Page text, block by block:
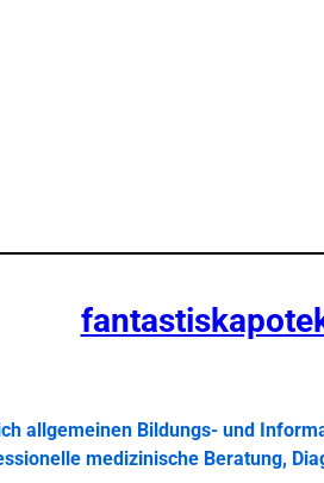
allgemeinen Bildungs- und
medizinische Beratung,